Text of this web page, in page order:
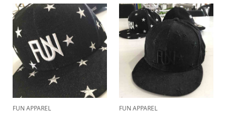
FUN APPAREL FUN APPAREL